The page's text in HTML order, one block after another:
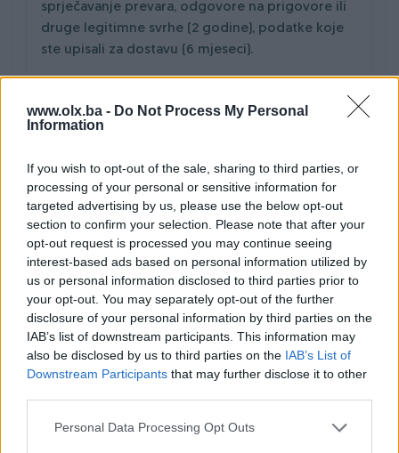
www.olx.ba - Do Not Process My Personal
Information
If you wish to opt-out of the sale, sharing to third parties, or
processing of your personal or sensitive information for
targeted advertising by us, please use the below opt-out
section to confirm your selection. Please note that after your
opt-out request is processed you may continue seeing
interest-based ads based on personal information utilized by
us or personal information disclosed to third parties prior to
your opt-out. You may separately opt-out of the further
disclosure of your personal information by third parties on the
IAB’s list of downstream participants. This information may
also be disclosed by us to third parties on the IAB’s List of
Downstream Participants that may further disclose it to other
Personal Data Processing Opt Outs
sprječavanje prevara, odgovore na prigovore ili
druge legitimne svrhe (2 godine), podatke koje
ste upisali za dostavu (6 mjeseci).
Kako možete ostvariti svoja prava u pogledu
Određene podatke možete ažurirati samostalno
putem korisničkog profila (gdje je to
omogućeno). Nezavisno od toga, svoja prava
(pristup, ispravka, brisanje, ograničenje obrade,
prenosivost podataka i prigovor) možete
ostvariti i podnošenjem zahtjeva putem e-maila.
Za zahtjeve koji se odnose na podatke ili radnje
koje nije moguće izvršiti kroz korisnički profil,
postupamo po Vašem zahtjevu u skladu s
primjenjivim propisima.
ili ako postoje druga zakonska ograničenja. U